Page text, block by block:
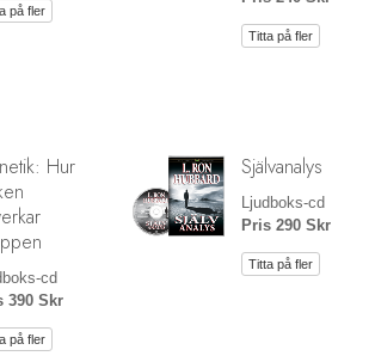
på fler
Titta på fler
Hur
cd
390 Skr
på fler
Självanalys
Ljudboks-cd
Pris 290 Skr
Titta på fler